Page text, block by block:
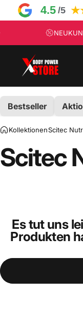
Direkt zum Inhalt
4.5 /5 ★
Body Power Store
Bestseller
KollektionenScitec
Scitec
Es tut uns
Produkten